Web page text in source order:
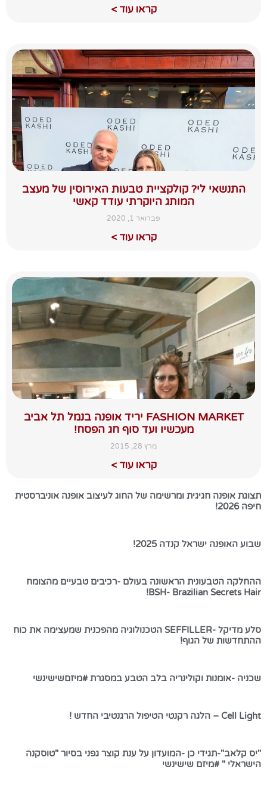
קראו עוד >
התנשאי לי? קולקציית טבעות האירוסין של מעצב
המותג היוקרתי עודד קאשי
פברואר 1, 2020
קראו עוד >
FASHION MARKET יריד אופנה בנמל תל אביב
מעכשיו ועד סוף חג הפסח!
מרץ 28, 2015
קראו עוד >
תצוגת אופנה חגיגית ומרשימה של החוג לעיצוב אופנה אוניברסטית
חיפה 2026!
שבוע האופנה ישראל קנדה 2025!
ההחלקה הטבעונית הראשונה בעולם -רכיבים טבעיים מהצומח
BSH- Brazilian Secrets Hair!
סלע מדיקל -SEFFILLER הטכנולוגיה מהפכנית שמעצימה את כוח
ההתחדשות של הגוף!
שכניה -אומנות וקולינריה בלב הטבע במסגרת #מיזםשישינשי
Cell Light – הלגה רקנטי הטיפול הרגנטיבי החדש !
"יס קלאב"-תגידי כן -המועדון על ענת קוצר גפני בסיור "טוסקנה
הישראלי " #מיזם שישינשי